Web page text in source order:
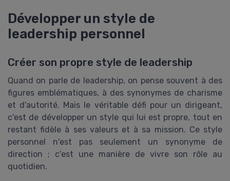
Développer un style de
leadership personnel
Créer son propre style de leadership
Quand on parle de leadership, on pense souvent à des
figures emblématiques, à des synonymes de charisme
et d'autorité. Mais le véritable défi pour un dirigeant,
c'est de développer un style qui lui est propre, tout en
restant fidèle à ses valeurs et à sa mission. Ce style
personnel n'est pas seulement un synonyme de
direction ; c'est une manière de vivre son rôle au
quotidien.